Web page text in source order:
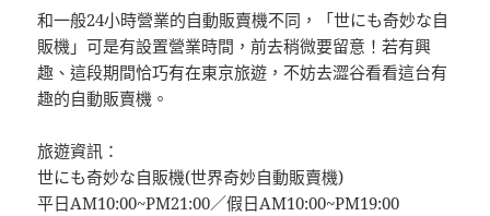
和一般24小時營業的自動販賣機不同，「世にも奇妙な自
販機」可是有設置營業時間，前去稍微要留意！若有興
趣、這段期間恰巧有在東京旅遊，不妨去澀谷看看這台有
趣的自動販賣機。
旅遊資訊：
世にも奇妙な自販機(世界奇妙自動販賣機)
平日AM10:00~PM21:00／假日AM10:00~PM19:00